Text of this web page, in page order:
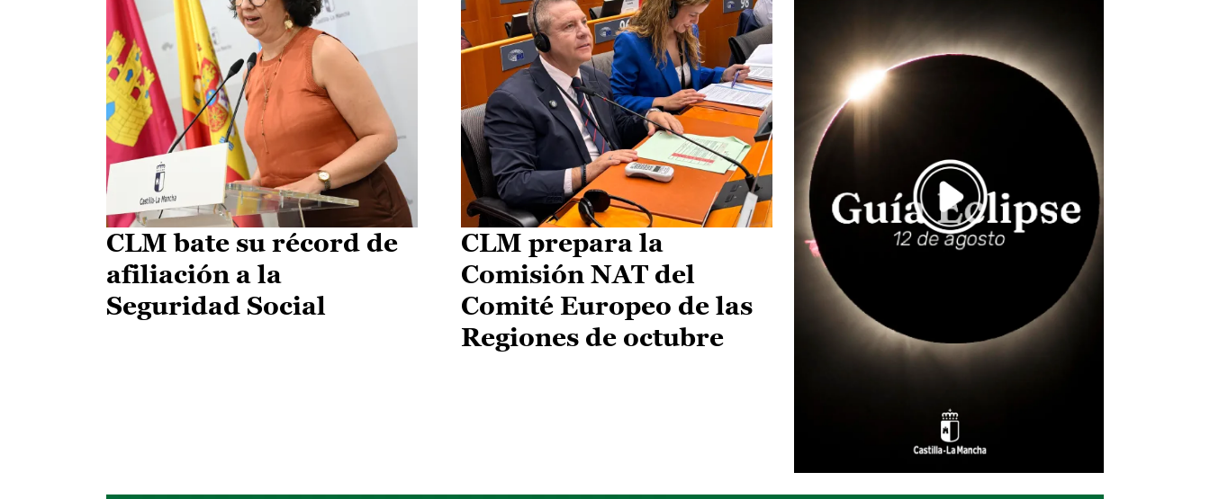
CLM bate su récord de
afiliación a la
Seguridad Social
CLM prepara la
Comisión NAT del
Comité Europeo de las
Regiones de octubre